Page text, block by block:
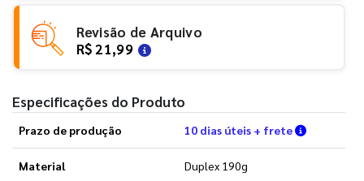
Revisão de Arquivo
R$ 21,99
Especificações do Produto
Prazo de produção 10 dias úteis + frete Verifique
Material Duplex 190g